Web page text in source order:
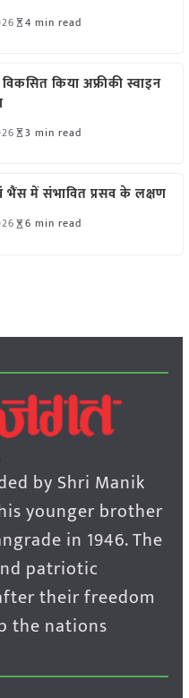
4 min read
किया अफ्रीकी स्वाइन
3 min read
भैंस में संभावित प्रसव के लक्षण
6 min read
by Shri Manik
younger brother
in 1946. The
patriotic
their freedom
the nations